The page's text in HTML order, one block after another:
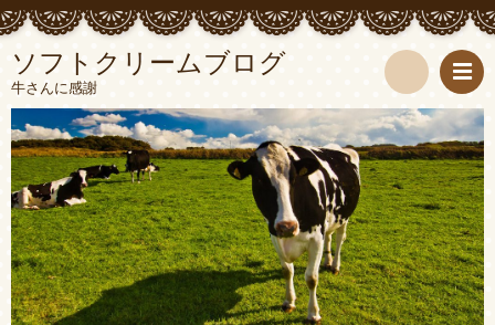
ソフトクリームブログ
牛さんに感謝
検
索